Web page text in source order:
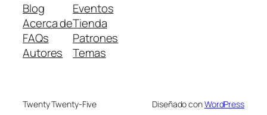
Blog
Acerca de
FAQs
Autores
Eventos
Tienda
Patrones
Temas
Twenty Twenty-Five Diseñado conWordPress